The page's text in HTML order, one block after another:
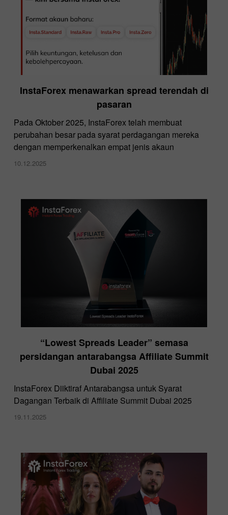
InstaForex menawarkan spread terendah di
pasaran
Pada Oktober 2025, InstaForex telah membuat
perubahan besar pada syarat perdagangan mereka
dengan memperkenalkan empat jenis akaun
10.12.2025
“Lowest Spreads Leader” semasa
persidangan antarabangsa Affiliate Summit
Dubai 2025
InstaForex Diiktiraf Antarabangsa untuk Syarat
Dagangan Terbaik di Affiliate Summit Dubai 2025
19.11.2025